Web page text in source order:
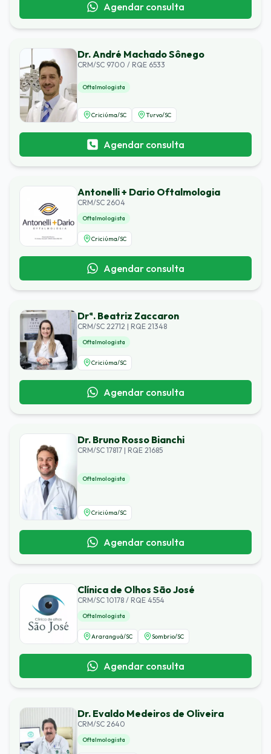
Agendar consulta
Dr. André Machado Sônego
CRM/SC 9700 / RQE 6533
Oftalmologista
Criciúma/SC Turvo/SC
Agendar consulta
Antonelli + Dario Oftalmologia
CRM/SC 2604
Oftalmologista
Criciúma/SC
Agendar consulta
Drª. Beatriz Zaccaron
CRM/SC 22712 | RQE 21348
Oftalmologista
Criciúma/SC
Agendar consulta
Dr. Bruno Rosso Bianchi
CRM/SC 17817 | RQE 21685
Oftalmologista
Criciúma/SC
Agendar consulta
Clínica de Olhos São José
CRM/SC 10178 / RQE 4554
Oftalmologista
Araranguá/SC Sombrio/SC
Agendar consulta
Dr. Evaldo Medeiros de Oliveira
CRM/SC 2640
Oftalmologista